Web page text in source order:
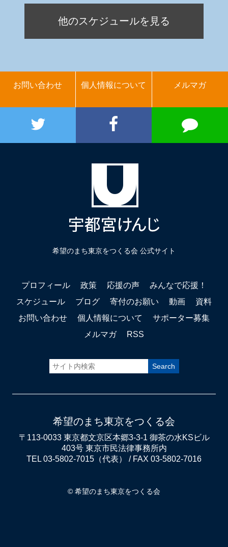
他のスケジュールを見る
お問い合わせ 個人情報について メルマガ
希望のまち東京をつくる会 公式サイト
プロフィール 政策 応援の声
みんなで応援！
スケジュール
ブログ 寄付のお願い 動画
資料
お問い合わせ
個人情報について
サポーター募集
メルマガ
RSS
希望のまち東京をつくる会
〒113-0033 東京都文京区本郷3-3-1 御茶の水KSビル
403号 東京市民法律事務所内
TEL 03-5802-7015（代表） / FAX 03-5802-7016
© 希望のまち東京をつくる会